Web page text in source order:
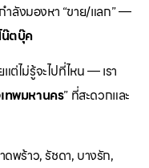
ลังมองหา “ขาย/แลก” —
น๊ตบุ๊ค
ต่ไม่รู้จะไปที่ไหน — เรา
ทพมหานคร” ที่สะดวกและ
ดพร้าว, รัชดา, บางรัก,